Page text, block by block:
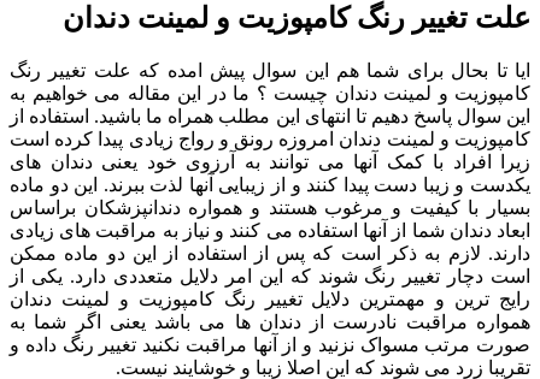
علت تغییر رنگ کامپوزیت و لمینت دندان
ایا تا بحال برای شما هم این سوال پیش امده که علت تغییر رنگ
کامپوزیت و لمینت دندان چیست ؟ ما در این مقاله می خواهیم به
این سوال پاسخ دهیم تا انتهای این مطلب همراه ما باشید. استفاده از
کامپوزیت و لمینت دندان امروزه رونق و رواج زیادی پیدا کرده است
زیرا افراد با کمک آنها می توانند به آرزوی خود یعنی دندان های
یکدست و زیبا دست پیدا کنند و از زیبایی آنها لذت ببرند. این دو ماده
بسیار با کیفیت و مرغوب هستند و همواره دندانپزشکان براساس
ابعاد دندان شما از آنها استفاده می کنند و نیاز به مراقبت های زیادی
دارند. لازم به ذکر است که پس از استفاده از این دو ماده ممکن
است دچار تغییر رنگ شوند که این امر دلایل متعددی دارد. یکی از
رایج ترین و مهمترین دلایل تغییر رنگ کامپوزیت و لمینت دندان
همواره مراقبت نادرست از دندان ها می باشد یعنی اگر شما به
صورت مرتب مسواک نزنید و از آنها مراقبت نکنید تغییر رنگ داده و
تقریبا زرد می شوند که این اصلا زیبا و خوشایند نیست.